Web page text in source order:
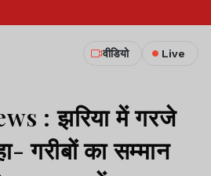
वीडियो Live
: झरिया में गरजे
गरीबों का सम्मान